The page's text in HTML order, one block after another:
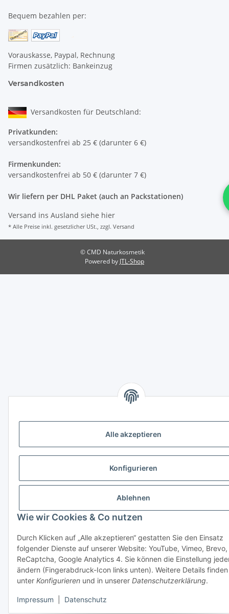
Alle akzeptieren
Konfigurieren
Ablehnen
Wie wir Cookies & Co nutzen
Durch Klicken auf „Alle akzeptieren“ gestatten Sie den Einsatz
folgender Dienste auf unserer Website: YouTube, Vimeo, Brevo,
ReCaptcha, Google Analytics 4. Sie können die Einstellung
ändern (Fingerabdruck-Icon links unten). Weitere Details finden
unter Konfigurieren und in unserer Datenschutzerklärung.
Impressum Datenschutz
Bequem bezahlen per:
Vorauskasse, Paypal, Rechnung
Firmen zusätzlich: Bankeinzug
Versandkosten
Versandkosten für Deutschland:
Privatkunden:
versandkostenfrei ab 25 € (darunter 6 €)
Firmenkunden:
versandkostenfrei ab 50 € (darunter 7 €)
Wir liefern per DHL Paket (auch an Packstationen)
Versand ins Ausland siehe hier
* Alle Preise inkl. gesetzlicher USt., zzgl. Versand
© CMD Naturkosmetik
Powered by JTL-Shop